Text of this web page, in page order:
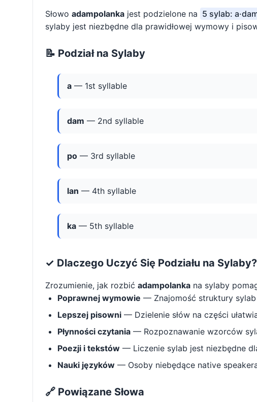
Słowo adampolanka jest podzielone na 5 sylab:
sylaby jest niezbędne dla prawidłowej wymowy i
📝 Podział na Sylaby
a — 1st syllable
dam — 2nd syllable
po — 3rd syllable
lan — 4th syllable
ka — 5th syllable
✓ Dlaczego Uczyć Się Podziału na Sylaby?
Zrozumienie, jak rozbić adampolanka na sylaby
Poprawnej wymowie — Znajomość struktury sylab
Lepszej pisowni — Dzielenie słów na części
Płynności czytania — Rozpoznawanie wzorców
Poezji i tekstów — Liczenie sylab jest niezbędne
Nauki języków — Osoby niebędące native
🔗 Powiązane Słowa